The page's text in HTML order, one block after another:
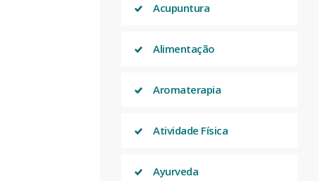
Acupuntura
Alimentação
Aromaterapia
Atividade Física
Ayurveda